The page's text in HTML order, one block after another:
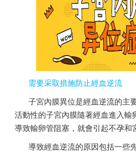
需要采取措施防止經血逆流
子宮內膜異位是經血逆流的主
活動性的子宮內膜隨著經血進入輸
導致輸卵管阻塞，就會引起不孕和
導致經血逆流的原因包括一些